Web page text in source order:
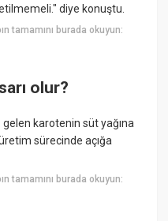
diye konuştu.
tamamını burada okuyun:
olur?
karotenin süt yağına
sürecinde açığa
tamamını burada okuyun: